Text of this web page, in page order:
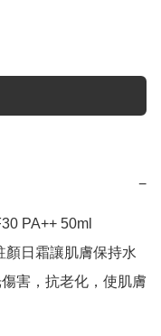
−
PA++ 50ml
顏日霜讓肌膚保持水
害，抗老化，使肌膚